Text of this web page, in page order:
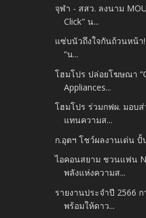
จุฬา - สสว. ลงนาม
Click" น...
แซ่บนัวถึงใจกันถ้วนหน้า
“น...
โฮมโปร ปล่อยโฆษณา
Appliances...
โฮมโปร ร่วมกฟผ. มอบ
แทนความส...
ก.อุตฯ โชว์ผลงานเด่น
ไอคอนสยาม ชวนแฟน
พลังแห่งความส...
รายงานประจำปี 2566
พร้อมให้ดาว...